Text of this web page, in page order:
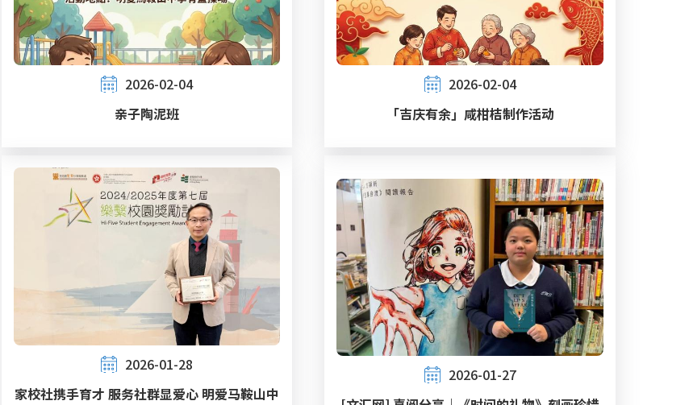
2026-02-04
亲子陶泥班
2026-02-04
「吉庆有余」咸柑桔制作活动
2026-01-28
家校社携手育才 服务社群显爱心 明爱马鞍山中
2026-01-27